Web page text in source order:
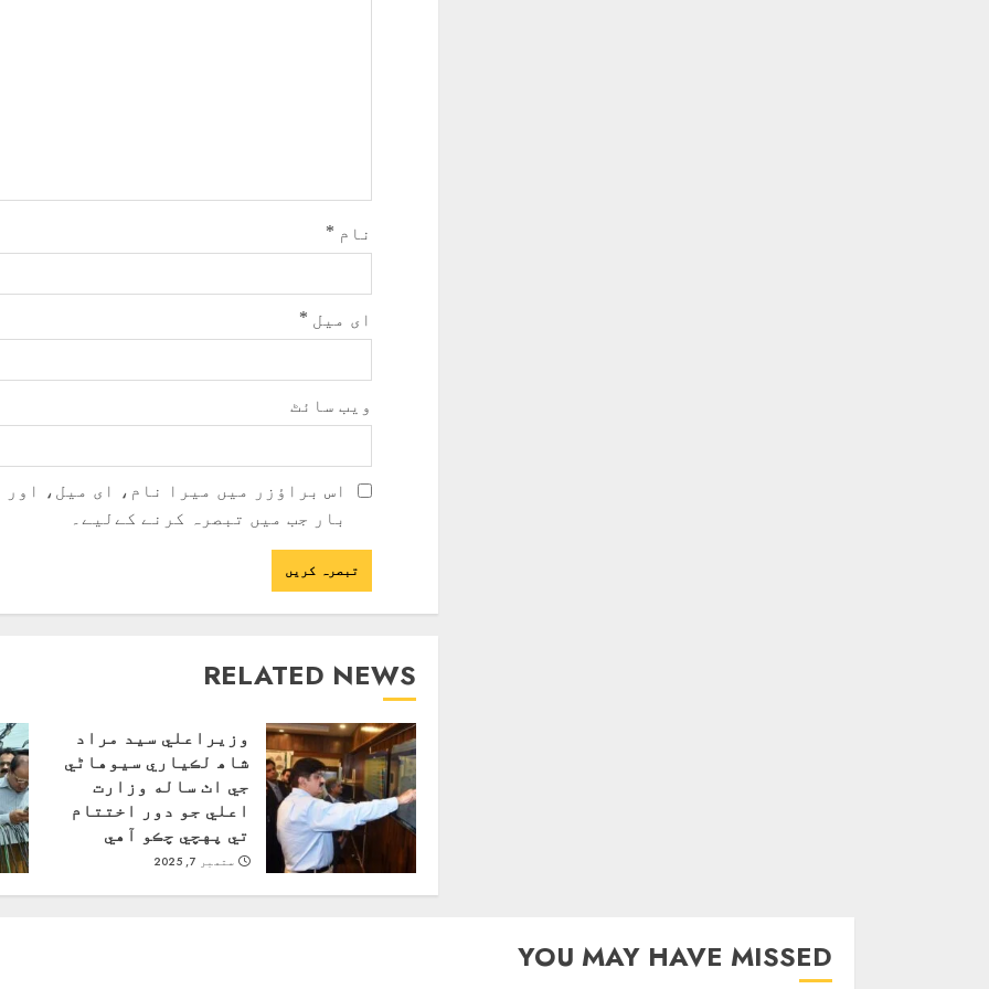
نام *
ای میل *
ویب‌ سائٹ
اس براؤزر میں میرا نام، ای میل،
بار جب میں تبصرہ کرنے کےلیے۔
RELATED NEWS
وزيراعلي سيد مراد
شاھ لڪياري سيوهاڻي
جي اٺ ساله وزارت
اعلي جو دور اختتام
تي پهچي چڪو آهي
ستمبر 7, 2025
YOU MAY HAVE MISSED